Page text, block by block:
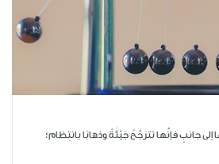
جانبٍ فإنَّها تترَجَّحُ جَيْئَةً وذهابًا بانتِظام؛